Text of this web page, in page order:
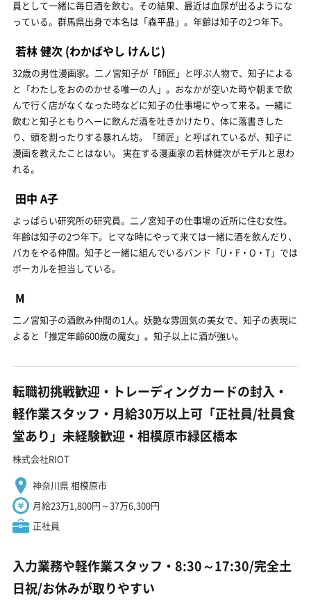
員として一緒に毎日酒を飲む。その結果、最近は血尿が出るようにな
っている。群馬県出身で本名は「森平晶」。年齢は知子の2つ年下。
若林 健次 (わかばやし けんじ)
32歳の男性漫画家。二ノ宮知子が「師匠」と呼ぶ人物で、知子による
と「わたしをおののかせる唯一の人」。おなかが空いた時や朝まで飲
んで行く店がなくなった時などに知子の仕事場にやって来る。一緒に
飲むと知子ともりへーに飲んだ酒を吐きかけたり、体に落書きした
り、頭を割ったりする暴れん坊。「師匠」と呼ばれているが、知子に
漫画を教えたことはない。 実在する漫画家の若林健次がモデルと思わ
れる。
田中 A子
よっぱらい研究所の研究員。二ノ宮知子の仕事場の近所に住む女性。
年齢は知子の2つ年下。ヒマな時にやって来ては一緒に酒を飲んだり、
バカをやる仲間。知子と一緒に組んでいるバンド「U・F・O・T」では
ボーカルを担当している。
M
二ノ宮知子の酒飲み仲間の1人。妖艶な雰囲気の美女で、知子の表現に
よると「推定年齢600歳の魔女」。知子以上に酒が強い。
転職初挑戦歓迎・トレーディングカードの封入・
軽作業スタッフ・月給30万以上可「正社員/社員食
堂あり」未経験歓迎・相模原市緑区橋本
株式会社RIOT
神奈川県 相模原市
月給23万1,800円～37万6,300円
正社員
入力業務や軽作業スタッフ・8:30～17:30/完全土
日祝/お休みが取りやすい